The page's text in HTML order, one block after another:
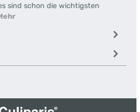
sind schon die wichtigsten